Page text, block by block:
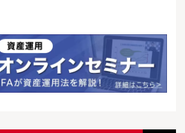
月3万円を積み立てた場合、
で30年間運用できると1,80
ます。1,800万円以上を超
分のみ課税口座などで運用
注意してください。次に、
た場合の元本と運用益を足
す。毎月5万円を積み立てた
である「つみたて投資枠」
一般NISAと同様の「成長投
/年となっており、２つの
ため、最大360万円まで投資
課税保有期間は旧制度の一
たてNISAで20年でしたが、
、この約20％の税金が掛か
新情報は、楽天証券のウェ
ください。インターネット
ログイン方法が分からな
申請書の書き方を知りたい
事務手続き」でお困りの場
スタマーサービスセンター
作方法を案内してくれる体
預金や利息の付く普通預
は、預金者1人当たり、1金
れ、元本1,000万円までと破
保護されます。それを超え
金融機関の残余財産の状況
というリスクはありなが
つ人も出てきています。20
度が拡充されたことも一役
でもNISAについて「制度が
を使って何を買ったらよ
いう声をよく聞きます。そ
「巷（ちまた）でよく資産